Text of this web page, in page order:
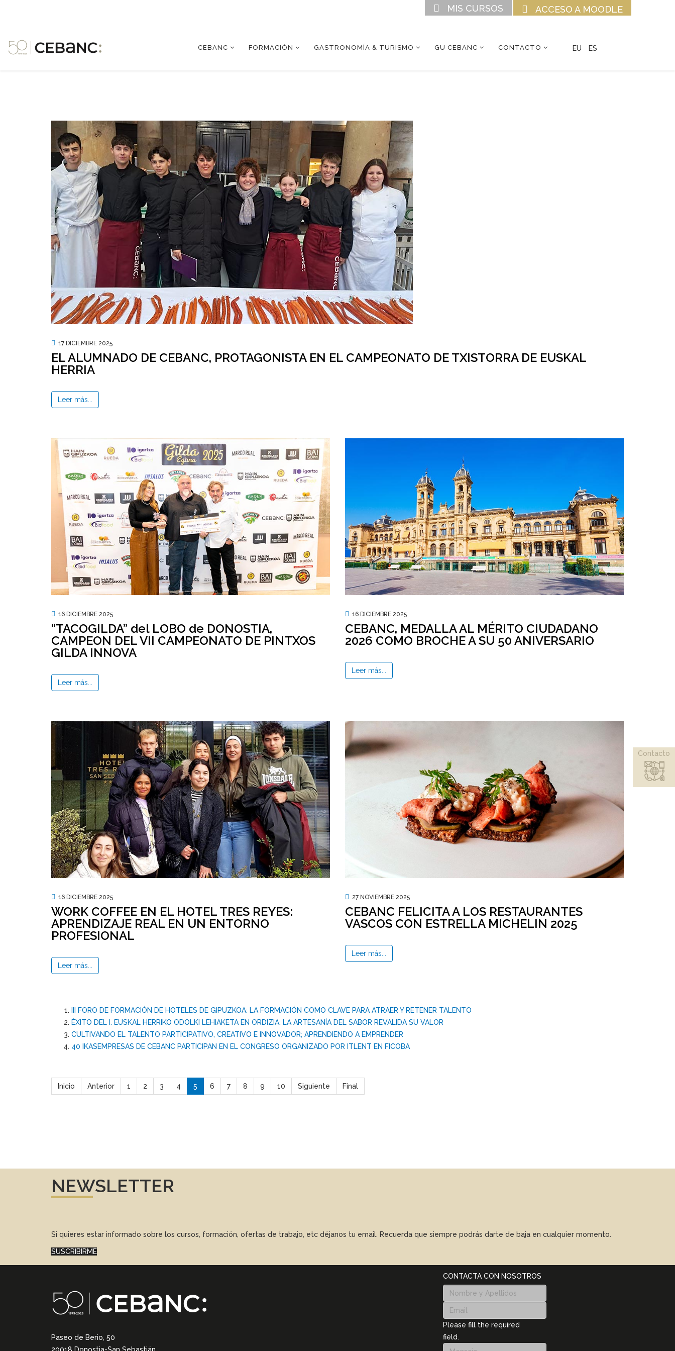
ACCESO A MOODLE
MIS CURSOS
CEBANC FORMACIÓN GASTRONOMÍA & TURISMO GU CEBANC CONTACTO EU ES
17 DICIEMBRE 2025
EL ALUMNADO DE CEBANC, PROTAGONISTA EN EL CAMPEONATO DE TXISTORRA DE EUSKAL
HERRIA
Leer más...
16 DICIEMBRE 2025
“TACOGILDA” del LOBO de DONOSTIA,
CAMPEON DEL VII CAMPEONATO DE PINTXOS
GILDA INNOVA
Leer más...
16 DICIEMBRE 2025
CEBANC, MEDALLA AL MÉRITO CIUDADANO
2026 COMO BROCHE A SU 50 ANIVERSARIO
Leer más...
16 DICIEMBRE 2025
WORK COFFEE EN EL HOTEL TRES REYES:
APRENDIZAJE REAL EN UN ENTORNO
PROFESIONAL
Leer más...
27 NOVIEMBRE 2025
CEBANC FELICITA A LOS RESTAURANTES
VASCOS CON ESTRELLA MICHELIN 2025
Leer más...
III FORO DE FORMACIÓN DE HOTELES DE GIPUZKOA: LA FORMACIÓN COMO CLAVE PARA ATRAER Y RETENER TALENTO
ÉXITO DEL I. EUSKAL HERRIKO ODOLKI LEHIAKETA EN ORDIZIA: LA ARTESANÍA DEL SABOR REVALIDA SU VALOR
CULTIVANDO EL TALENTO PARTICIPATIVO, CREATIVO E INNOVADOR; APRENDIENDO A EMPRENDER
40 IKASEMPRESAS DE CEBANC PARTICIPAN EN EL CONGRESO ORGANIZADO POR ITLENT EN FICOBA
Inicio Anterior 1 2 3 4 5 6 7 8 9 10 Siguiente Final
NEWSLETTER
Si quieres estar informado sobre los cursos, formación, ofertas de trabajo, etc déjanos tu email. Recuerda que siempre podrás darte de baja en cualquier momento.
SUSCRIBIRME
Paseo de Berio, 50
CONTACTA CON NOSOTROS
Please fill the required
field.
Contacto